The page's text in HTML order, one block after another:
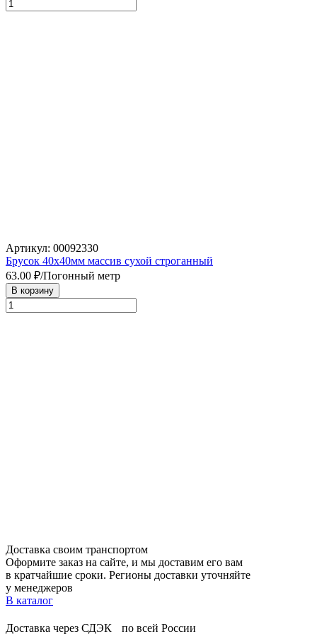
Артикул: 00092330
Брусок 40х40мм массив сухой строганный
63.00 ₽/Погонный метр
В корзину
Доставка своим транспортом
Оформите заказ на сайте, и мы доставим его вам
в кратчайшие сроки. Регионы доставки уточняйте
у менеджеров
В каталог
Доставка через СДЭК по всей России